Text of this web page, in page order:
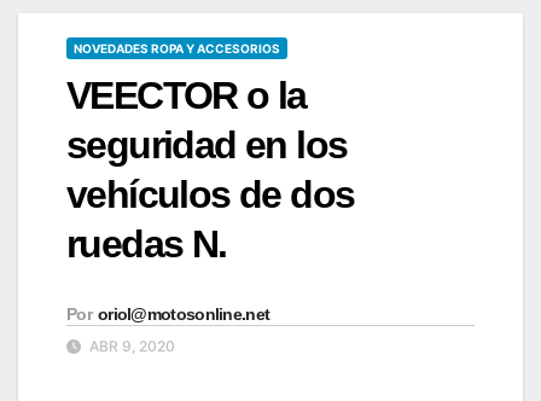
NOVEDADES ROPA Y ACCESORIOS
VEECTOR o la
seguridad en los
vehículos de dos
ruedas N.
Por oriol@motosonline.net
ABR 9, 2020